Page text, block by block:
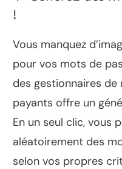
!
Vous manquez
pour vos mots de
des gestionnaires
payants offre un
En un seul clic, vous
aléatoirement des
selon vos propres